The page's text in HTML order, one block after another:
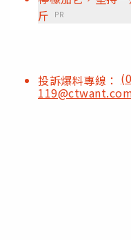
斤
PR
投訴爆料專線：